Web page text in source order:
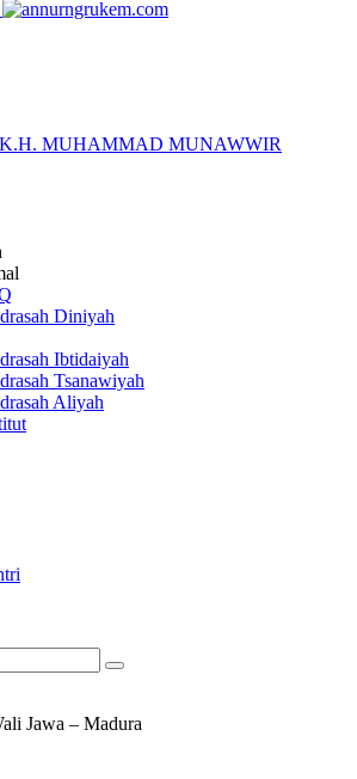
MUHAMMAD MUNAWWIR
Diniyah
Ibtidaiyah
Tsanawiyah
Aliyah
Search
Jawa – Madura